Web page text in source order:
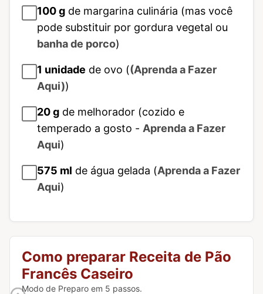
100g de margarina culinária (mas você
pode substituir por gordura vegetal ou
banha de porco)
1 unidade de ovo ((Aprenda a Fazer
Aqui))
20g de melhorador (cozido e
temperado a gosto - Aprenda a Fazer
Aqui)
575 ml de água gelada (Aprenda a Fazer
Aqui)
Como preparar Receita de Pão
Francês Caseiro
Modo de Preparo em 5 passos.